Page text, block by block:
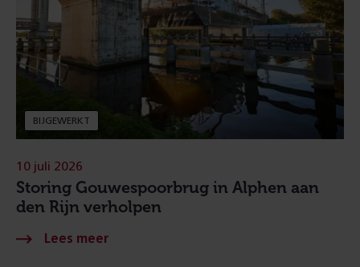
BIJGEWERKT
Storing Gouwespoorbrug in Alphen aan
den Rijn verholpen
10 juli 2026